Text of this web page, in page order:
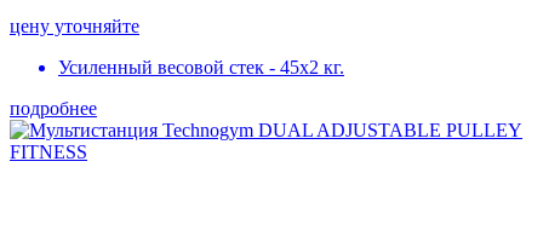
цену уточняйте
Усиленный весовой стек - 45х2 кг.
подробнее